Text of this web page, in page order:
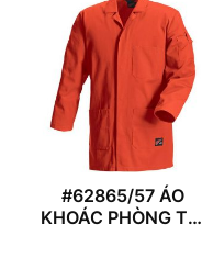
#62865/57 ÁO
KHOÁC PHÒNG THÍ